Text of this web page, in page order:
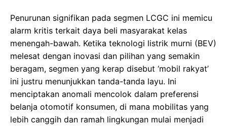
Penurunan signifikan pada segmen LCGC ini memicu
alarm kritis terkait daya beli masyarakat kelas
menengah-bawah. Ketika teknologi listrik murni (BEV)
melesat dengan inovasi dan pilihan yang semakin
beragam, segmen yang kerap disebut ‘mobil rakyat’
ini justru menunjukkan tanda-tanda layu. Ini
menciptakan anomali mencolok dalam preferensi
belanja otomotif konsumen, di mana mobilitas yang
lebih canggih dan ramah lingkungan mulai menjadi